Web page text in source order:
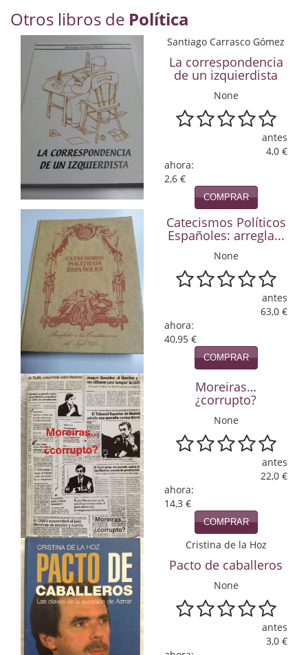
Ensayo literario
Física y Química
Física y química
Historia
historia
Infantil y juvenil
Infantil y juvenil. Nuevo!!
Infantil y juvenil. Nuevo!!!
Informática
Literatura fantástica
Literatura hispanoamericana
Local
Mafia y espionaje
Matemáticas
Medicina
Música
Naturaleza
Novela Extranjera
Otros libros de Política
Santiago Carrasco Gómez
La correspondencia
de un izquierdista
None
antes
4,0 €
ahora:
2,6 €
COMPRAR
Catecismos Políticos
Españoles: arregla...
None
antes
63,0 €
ahora:
40,95 €
COMPRAR
Moreiras…
¿corrupto?
None
antes
22,0 €
ahora:
14,3 €
COMPRAR
Cristina de la Hoz
Pacto de caballeros
None
antes
3,0 €